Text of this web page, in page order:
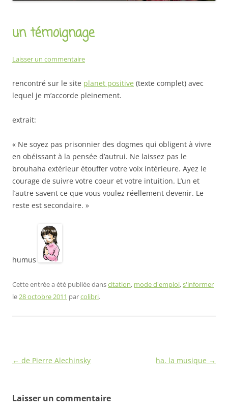
un témoignage
Laisser un commentaire
rencontré sur le site planet positive (texte complet) avec
lequel je m’accorde pleinement.
extrait:
« Ne soyez pas prisonnier des dogmes qui obligent à vivre
en obéissant à la pensée d’autrui. Ne laissez pas le
brouhaha extérieur étouffer votre voix intérieure. Ayez le
courage de suivre votre coeur et votre intuition. L’un et
l’autre savent ce que vous voulez réellement devenir. Le
reste est secondaire. »
humus
Cette entrée a été publiée danscitation, mode d'emploi,s'informer
le28 octobre 2011 parcolibri.
Navigation
← de Pierre Alechinsky ha, la musique →
Laisser un commentaire